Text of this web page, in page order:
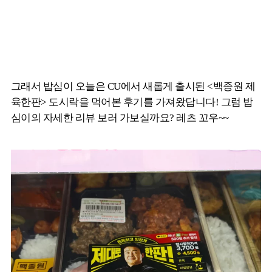
그래서 밥심이 오늘은 CU에서 새롭게 출시된 <백종원 제
육한판> 도시락을 먹어본 후기를 가져왔답니다! 그럼 밥
심이의 자세한 리뷰 보러 가보실까요? 레츠 꼬우~~